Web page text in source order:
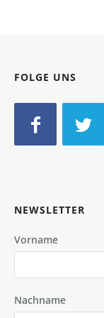
FOLGE UNS
NEWSLETTER
Vorname
Nachname